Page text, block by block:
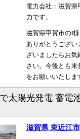
電力会社：滋賀県
力です。
滋賀県甲賀市のI
ありがとうござい
ざいましたらお気
さい。今後とも末
をお願いいたしま
太陽光発電 蓄電
滋賀県 東近江